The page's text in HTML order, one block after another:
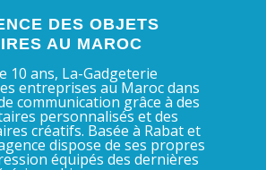
DES OBJETS
AU MAROC
10 ans, La-Gadgeterie
entreprises au Maroc dans
communication grâce à des
personnalisés et des
créatifs. Basée à Rabat et
dispose de ses propres
équipés des dernières